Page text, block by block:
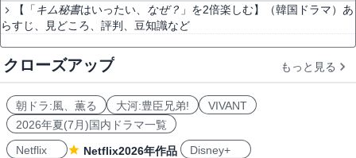
【「 キム秘書はいったい、 なぜ？ 」を2倍楽しむ】（韓国ドラマ）あ
らすじ、見どころ、評判、豆知識など
クローズアップ もっと見る
朝ドラ:風、薫る 大河:豊臣兄弟!
VIVANT
2026年夏(7月)国内ドラマ一覧
Netflix
Netflix2026年作品
Disney+